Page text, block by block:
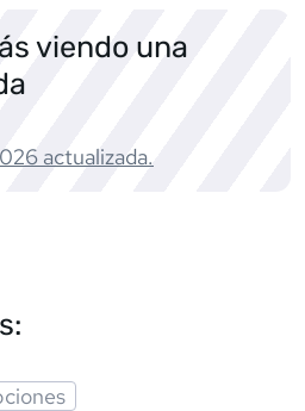
viendo una
actualizada.